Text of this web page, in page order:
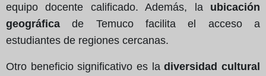
equipo docente calificado. Además, la ubicación
geográfica de Temuco facilita el acceso a
estudiantes de regiones cercanas.
Otro beneficio significativo es ladiversidad cultural